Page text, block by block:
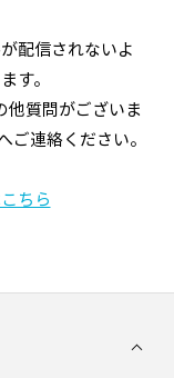
配信されないよ
す。
他質問がございま
ご連絡ください。
ちら